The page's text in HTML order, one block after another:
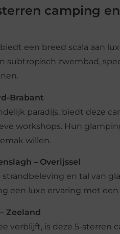
camping
een breed scala aan
subtropisch zwembad,
Brabant
paradijs, biedt deze
workshops. Hun
willen.
– Overijssel
en tal van
een luxe ervaring met een
Zeeland
verblijft, is deze 5-sterren